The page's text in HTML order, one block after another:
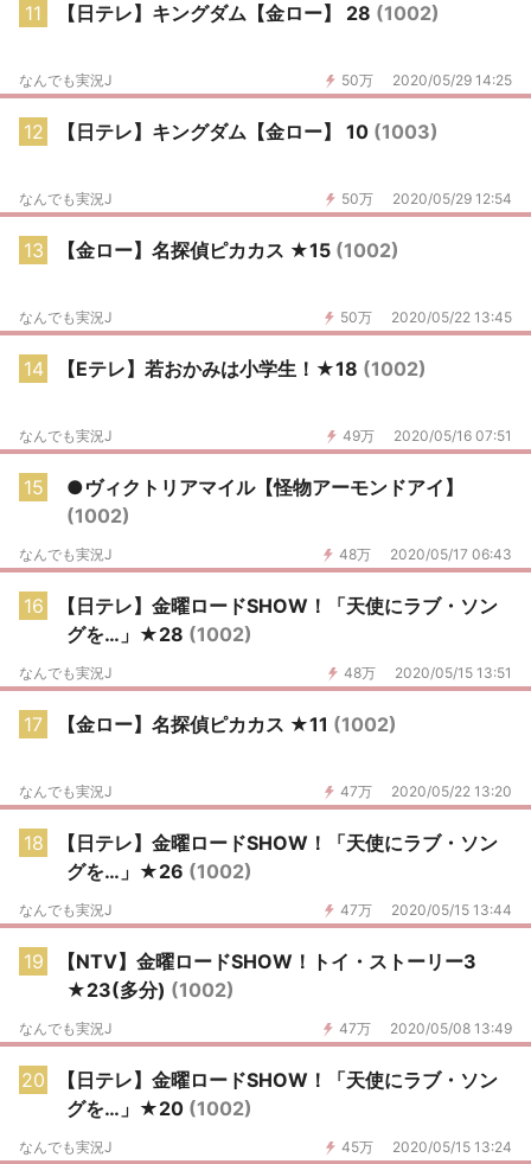
11 【日テレ】キングダム【金ロー】 28 (1002)
50万 2020/05/29 14:25
なんでも実況J
12 【日テレ】キングダム【金ロー】 10 (1003)
50万 2020/05/29 12:54
なんでも実況J
13 【金ロー】名探偵ピカカス ★15 (1002)
50万 2020/05/22 13:45
なんでも実況J
14 【Eテレ】若おかみは小学生！★18 (1002)
49万 2020/05/16 07:51
なんでも実況J
15
●ヴィクトリアマイル【怪物アーモンドアイ】
(1002)
48万 2020/05/17 06:43
なんでも実況J
16
【日テレ】金曜ロードSHOW！「天使にラブ・ソン
グを…」★28 (1002)
48万 2020/05/15 13:51
なんでも実況J
17 【金ロー】名探偵ピカカス ★11 (1002)
47万 2020/05/22 13:20
なんでも実況J
18
【日テレ】金曜ロードSHOW！「天使にラブ・ソン
グを…」★26 (1002)
47万 2020/05/15 13:44
なんでも実況J
19
【NTV】金曜ロードSHOW！トイ・ストーリー3
★23(多分) (1002)
47万 2020/05/08 13:49
なんでも実況J
20
【日テレ】金曜ロードSHOW！「天使にラブ・ソン
グを…」★20 (1002)
45万 2020/05/15 13:24
なんでも実況J